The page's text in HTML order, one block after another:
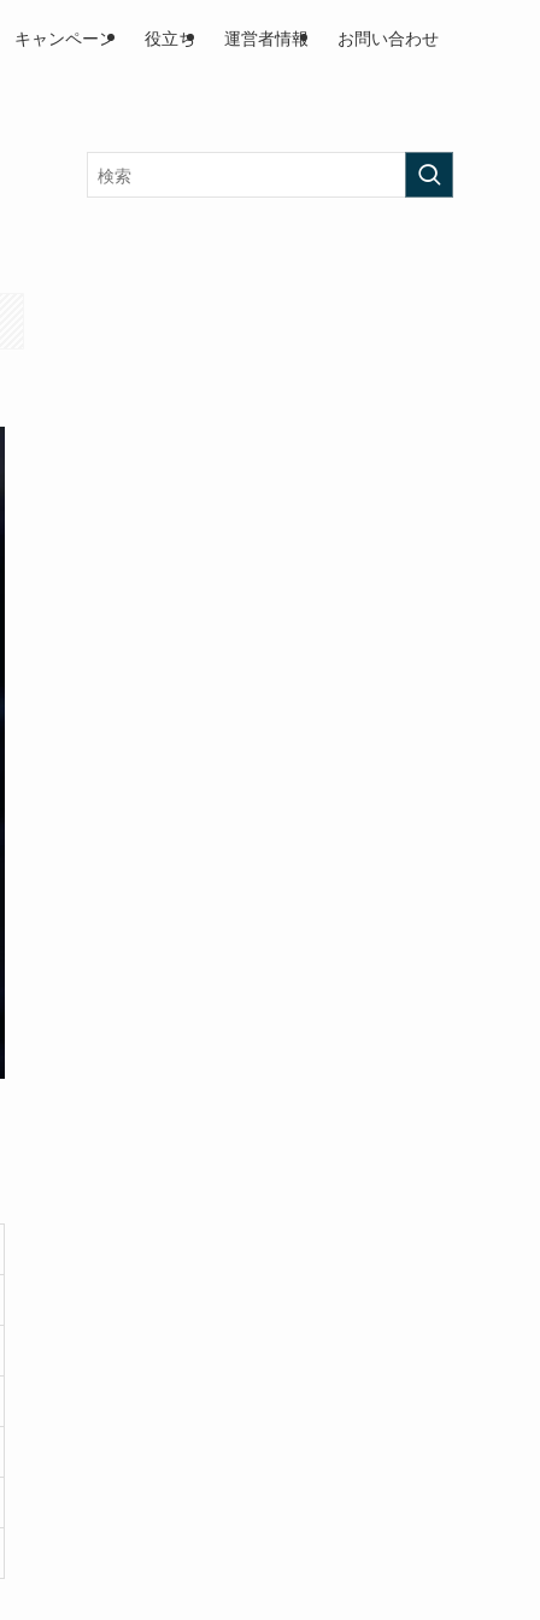
キャンペーン 役立ち 運営者情報 お問い合わせ